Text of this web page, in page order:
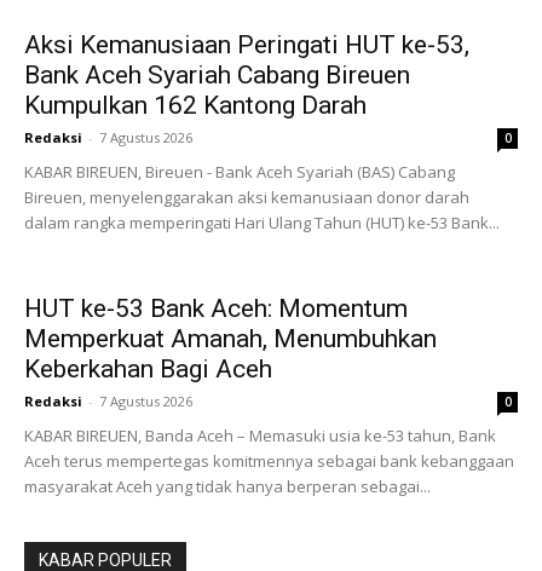
Aksi Kemanusiaan Peringati HUT ke-53,
Bank Aceh Syariah Cabang Bireuen
Kumpulkan 162 Kantong Darah
Redaksi - 7 Agustus 2026 0
KABAR BIREUEN, Bireuen - Bank Aceh Syariah (BAS) Cabang
Bireuen, menyelenggarakan aksi kemanusiaan donor darah
dalam rangka memperingati Hari Ulang Tahun (HUT) ke-53 Bank...
HUT ke-53 Bank Aceh: Momentum
Memperkuat Amanah, Menumbuhkan
Keberkahan Bagi Aceh
Redaksi - 7 Agustus 2026 0
KABAR BIREUEN, Banda Aceh – Memasuki usia ke-53 tahun, Bank
Aceh terus mempertegas komitmennya sebagai bank kebanggaan
masyarakat Aceh yang tidak hanya berperan sebagai...
KABAR POPULER